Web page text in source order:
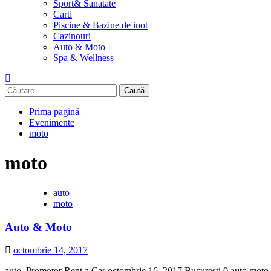
Sport& Sanatate
Carti
Piscine & Bazine de inot
Cazinouri
Auto & Moto
Spa & Wellness
Caută
după:
Prima pagină
Evenimente
moto
moto
auto
moto
Auto & Moto
octombrie 14, 2017